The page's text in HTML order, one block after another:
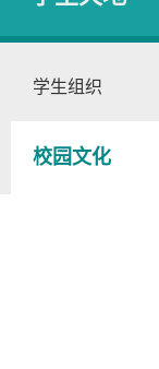
学生组织
校园文化